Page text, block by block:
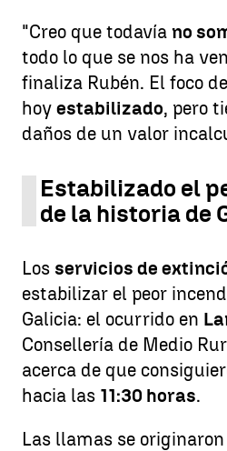
"Creo que todavía no
todo lo que se nos ha
finaliza Rubén. El foco
hoy estabilizado, pero
daños de un valor
Estabilizado el
de la historia de
Los servicios de
estabilizar el peor
Galicia: el ocurrido en
Consellería de Medio
acerca de que
hacia las 11:30 horas.
Las llamas se